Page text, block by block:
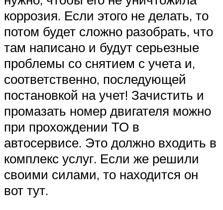
коррозия. Если этого не делать, то
потом будет сложно разобрать, что
там написано и будут серьезные
проблемы со снятием с учета и,
соответственно, последующей
постановкой на учет! Зачистить и
промазать номер двигателя можно
при прохождении ТО в
автосервисе. Это должно входить в
комплекс услуг. Если же решили
своими силами, то находится он
вот тут.